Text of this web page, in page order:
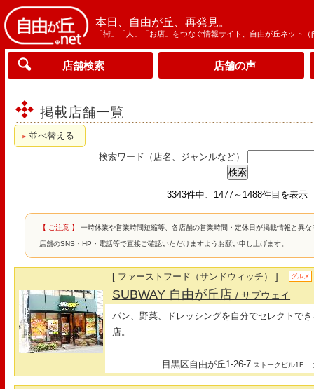
本日、自由が丘、再発見。
「街」「人」「お店」をつなぐ情報サイト、自由が丘ネット（
店舗検索 店舗の声
掲載店舗一覧
並べ替える
検索ワード（店名、ジャンルなど）
3343件中、1477～1488件目を表示
【 ご注意 】 一時休業や営業時間短縮等、各店舗の営業時間・定休日が掲載情報と異
店舗のSNS・HP・電話等で直接ご確認いただけますようお願い申し上げます。
[ ファーストフード（サンドウィッチ） ] グルメ
SUBWAY 自由が丘店/ サブウェイ
パン、野菜、ドレッシングを自分でセレクトで
店。
目黒区自由が丘1-26-7 ストークビル1F